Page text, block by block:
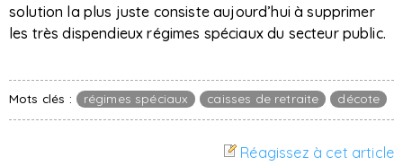
solution la plus juste consiste aujourd’hui à supprimer
les très dispendieux régimes spéciaux du secteur public.
Mots clés : régimes spéciaux caisses de retraite décote
Réagissez à cet article